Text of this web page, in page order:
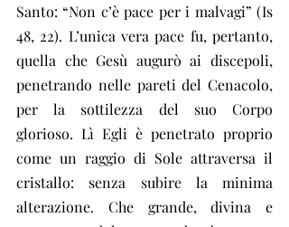
Santo: “Non c’è pace per i malvagi” (Is
48, 22). L’unica vera pace fu, pertanto,
quella che Gesù augurò ai discepoli,
penetrando nelle pareti del Cenacolo,
per la sottilezza del suo Corpo
glorioso. Lì Egli è penetrato proprio
come un raggio di Sole attraversa il
cristallo: senza subire la minima
alterazione. Che grande, divina e